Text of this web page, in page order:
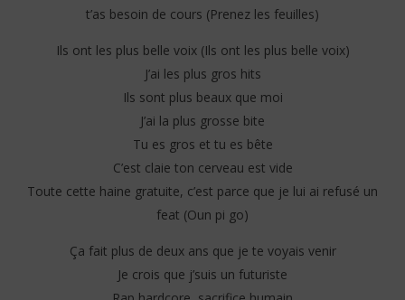
t’as besoin de cours (Prenez les feuilles)
Ils ont les plus belle voix (Ils ont les plus belle voix)
J’ai les plus gros hits
Ils sont plus beaux que moi
J’ai la plus grosse bite
Tu es gros et tu es bête
C’est claie ton cerveau est vide
Toute cette haine gratuite, c’est parce que je lui ai refusé un
feat (Oun pi go)
Ça fait plus de deux ans que je te voyais venir
Je crois que j’suis un futuriste